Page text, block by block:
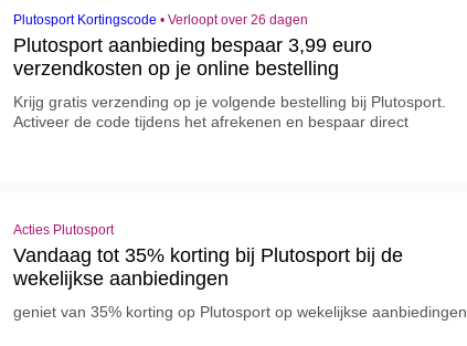
Plutosport Kortingscode • Verloopt over 26 dagen
Plutosport aanbieding bespaar 3,99 euro
verzendkosten op je online bestelling
Krijg gratis verzending op je volgende bestelling bij Plutosport.
Activeer de code tijdens het afrekenen en bespaar direct
Acties Plutosport
Vandaag tot 35% korting bij Plutosport bij de
wekelijkse aanbiedingen
geniet van 35% korting op Plutosport op wekelijkse aanbiedingen